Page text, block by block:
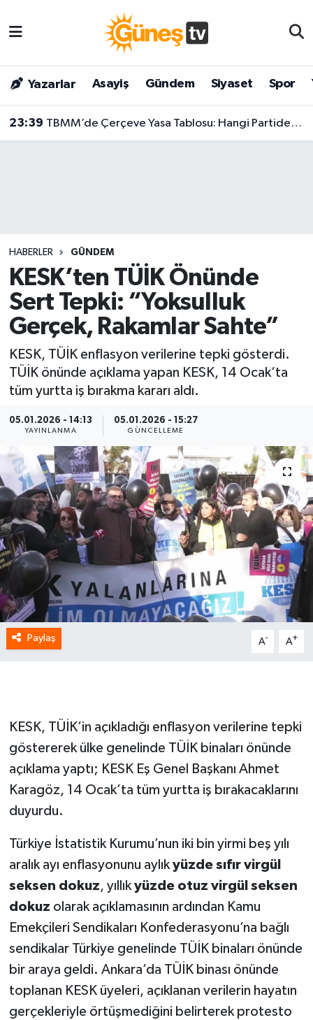
Yazarlar Asayiş Gündem Siyaset Spor
23:39 TBMM’de Çerçeve Yasa Tablosu: Hangi Partiden Kaç Milletvekili İmza Attı?
HABERLER GÜNDEM
KESK’ten TÜİK Önünde
Sert Tepki: “Yoksulluk
Gerçek, Rakamlar Sahte”
KESK, TÜİK enflasyon verilerine tepki gösterdi.
TÜİK önünde açıklama yapan KESK, 14 Ocak’ta
tüm yurtta iş bırakma kararı aldı.
05.01.2026 - 14:13
YAYINLANMA
05.01.2026 - 15:27
GÜNCELLEME
Paylaş A- A+
KESK, TÜİK’in açıkladığı enflasyon verilerine tepki
göstererek ülke genelinde TÜİK binaları önünde
açıklama yaptı; KESK Eş Genel Başkanı Ahmet
Karagöz, 14 Ocak’ta tüm yurtta iş bırakacaklarını
duyurdu.
Türkiye İstatistik Kurumu’nun iki bin yirmi beş yılı
aralık ayı enflasyonunu aylıkyüzde sıfır virgül
seksen dokuz, yıllıkyüzde otuz virgül seksen
dokuz olarak açıklamasının ardından Kamu
Emekçileri Sendikaları Konfederasyonu’na bağlı
sendikalar Türkiye genelinde TÜİK binaları önünde
bir araya geldi. Ankara’da TÜİK binası önünde
toplanan KESK üyeleri, açıklanan verilerin hayatın
gerçekleriyle örtüşmediğini belirterek protesto
Bilim & Teknoloji
Dünya
Magazin
Siyaset
Spor
Yaşam
Malatya Nöbetçi Eczaneler
Malatya Hava Durumu
Malatya Namaz Vakitleri
Son Dakika Haberleri
Haber Arşivi